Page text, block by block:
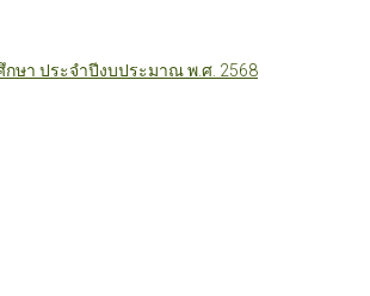
ษา ประจำปีงบประมาณ พ.ศ. 2568